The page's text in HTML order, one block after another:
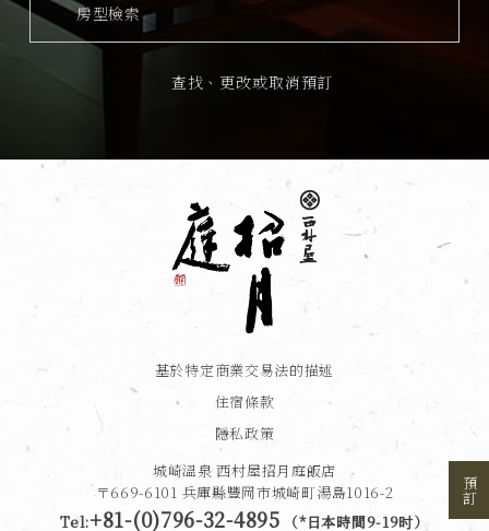
房型檢索
查找、更改或取消預訂
基於特定商業交易法的描述
住宿條款
隱私政策
城崎溫泉 西村屋招月庭飯店
〒669-6101 兵庫縣豐岡市城崎町湯島1016-2
Tel:+81-(0)796-32-4895 （*日本時間9-19时）
預訂